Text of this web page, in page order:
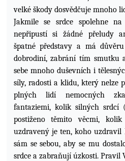
velké škody dosvědčuje mnoho
Jakmile se srdce spolehne
nepřipustí si žádné přeludy
špatné představy a má
dobrodiní, zabrání tím smutku
sebe mnoho duševních i
síly, radosti a klidu, který nelze
plných lidí nemocných
fantaziemi, kolik silných srdcí
postiženo těmito věcmi,
uzdravený je ten, koho
sám se sebou, aby se mu
srdce a zabraňují úzkosti. Pravil